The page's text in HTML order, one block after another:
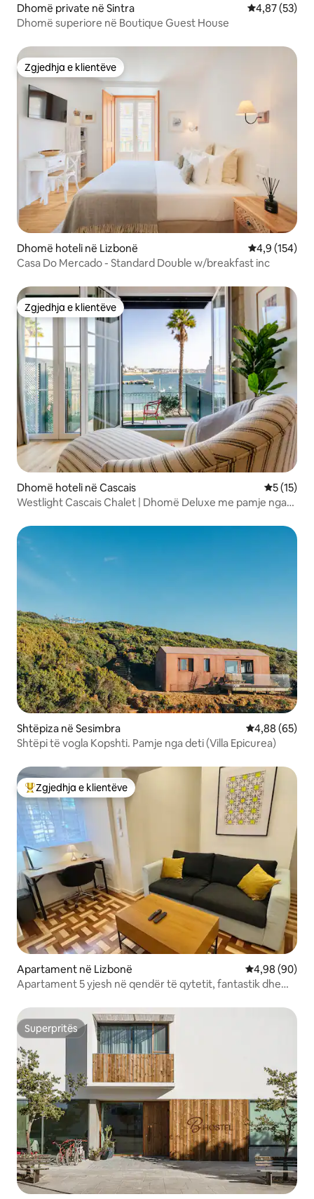
Dhomë private në Sintra Vlerësimi
4,87 (53)
Dhomë superiore në Boutique Guest House
Zgjedhja e klientëve
Zgjedhja e klientëve
Dhomë hoteli në Lizbonë Vlerësimi
4,9 (154)
Casa Do Mercado - Standard Double w/breakfast inc
Zgjedhja e klientëve
Zgjedhja e klientëve
Dhomë hoteli në Cascais Vlerësimi
5 (15)
Westlight Cascais Chalet | Dhomë Deluxe me pamje nga
Shtëpiza në Sesimbra Vlerësimi
4,88 (65)
Shtëpi të vogla Kopshti. Pamje nga deti (Villa Epicurea)
Më të mirat e zgjedhjeve të klientëve
Zgjedhja e klientëve
Apartament në Lizbonë Vlerësimi
4,98 (90)
Apartament 5 yjesh në qendër të qytetit, fantastik dhe
Superpritës
Superpritës